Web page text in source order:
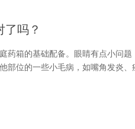
了吗？
药箱的基础配备。眼睛有点小问题
部位的一些小毛病，如嘴角发炎、